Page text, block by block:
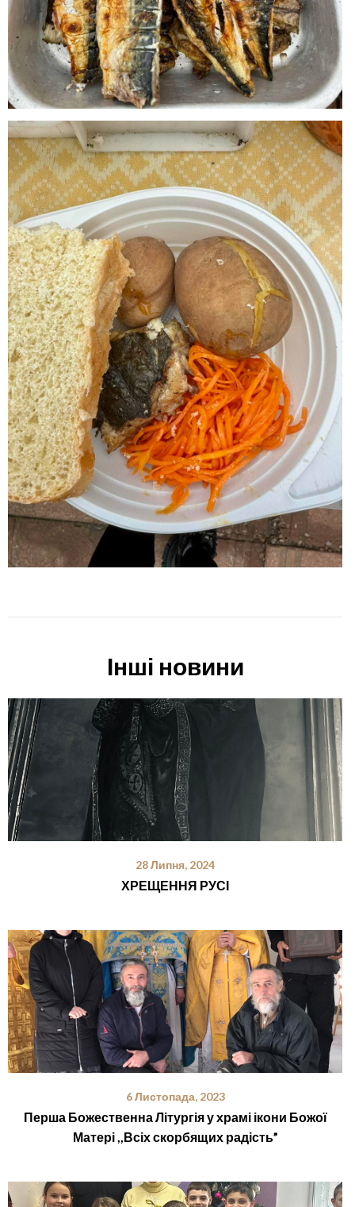
Інші новини
28 Липня, 2024
ХРЕЩЕННЯ РУСІ
6 Листопада, 2023
Перша Божественна Літургія у храмі ікони Божої
Матері ,,Всіх скорбящих радість”